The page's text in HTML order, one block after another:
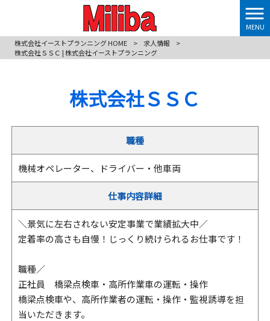
MENU
株式会社イーストプランニング HOME
> 求人情報
>
株式会社ＳＳＣ | 株式会社イーストプランニング
株式会社ＳＳＣ
職種
機械オペレーター、ドライバー・他車両
仕事内容詳細
＼景気に左右されない安定事業で業績拡大中／
定着率の高さも自慢！じっくり続けられるお仕事です！
職種／
正社員 橋梁点検車・高所作業車の運転・操作
橋梁点検車や、高所作業者の運転・操作・監視誘導を担
当いただきます。